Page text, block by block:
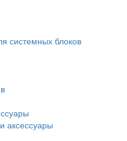
системных блоков
аксессуары